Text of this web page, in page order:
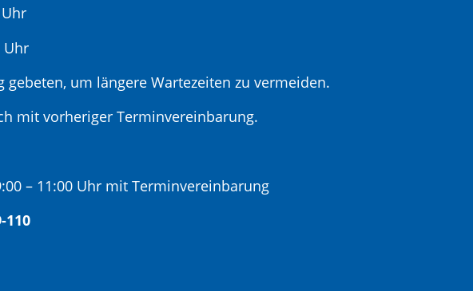
Uhr
um längere Wartezeiten zu vermeiden.
mit vorheriger Terminvereinbarung.
– 11:00 Uhr mit Terminvereinbarung